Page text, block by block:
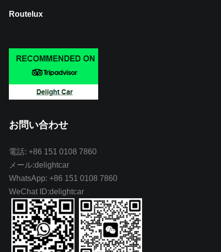
Routelux
お問い合わせ
電話: +86 151 0108 7860
メール:delightcar
WhatsApp: +86 151 0108 7860
WeChat ID:delightcar